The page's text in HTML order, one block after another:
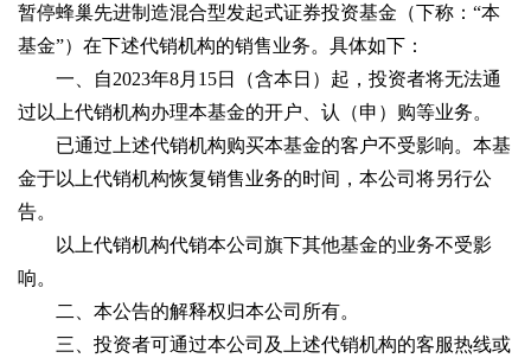
暂停蜂巢先进制造混合型发起式证券投资基金（下称：“本
基金”）在下述代销机构的销售业务。具体如下：
一、自2023年8月15日（含本日）起，投资者将无法通
过以上代销机构办理本基金的开户、认（申）购等业务。
已通过上述代销机构购买本基金的客户不受影响。本基
金于以上代销机构恢复销售业务的时间，本公司将另行公
告。
以上代销机构代销本公司旗下其他基金的业务不受影
响。
二、本公告的解释权归本公司所有。
三、投资者可通过本公司及上述代销机构的客服热线或